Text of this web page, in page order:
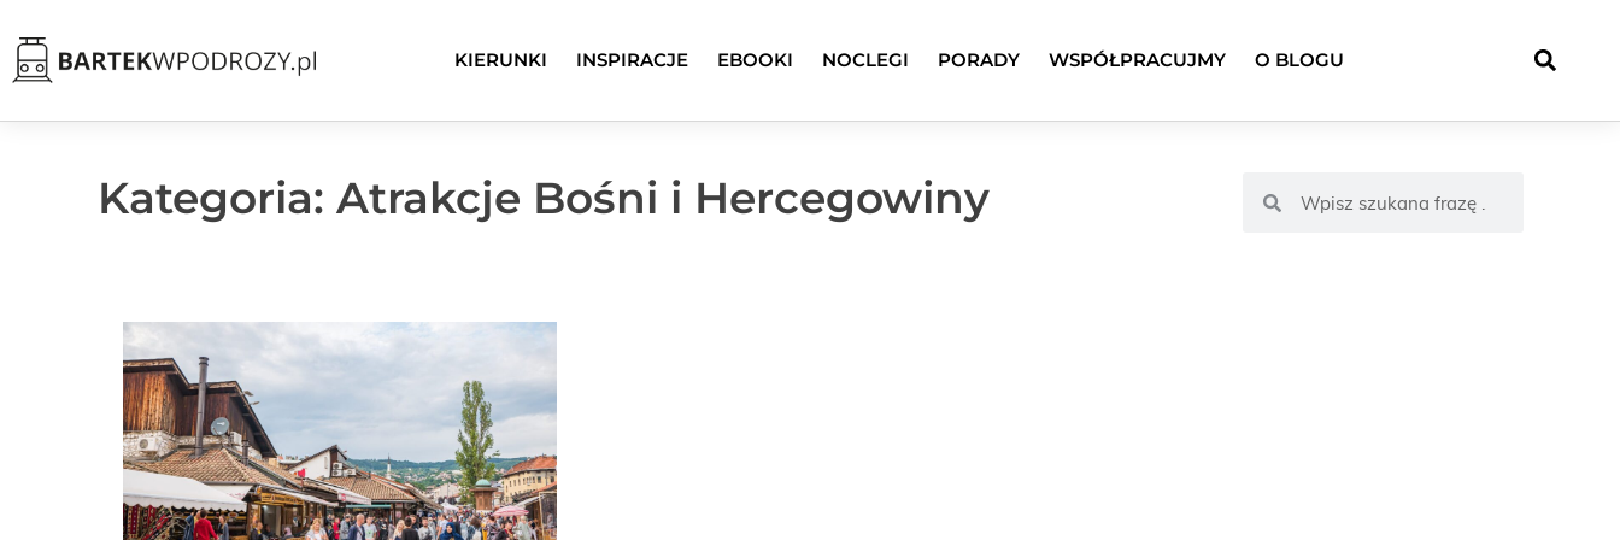
KIERUNKI INSPIRACJE EBOOKI NOCLEGI PORADY WSPÓŁPRACUJMY O BLOGU
Kategoria: Atrakcje Bośni i Hercegowiny